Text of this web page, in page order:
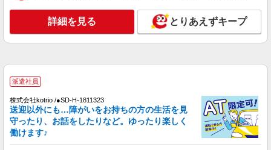
通費全支給(ガソリン代含む)＞
会津若松市 その他多数
派遣社員
株式会社kotrio /●SD-H-1975317
会津若松市｜小さなグループホームで家事や生
活のサポート！
時給1350円〜2062円 ＜日払い有/週払い有/交
通費全支給(ガソリン代含む)＞
詳細を見る とりあえずキープ
派遣社員
株式会社kotrio /●SD-H-1811323
送迎以外にも…障がいをお持ちの方の生活を見
守ったり、お話をしたりなど。ゆったり楽しく
働けます♪